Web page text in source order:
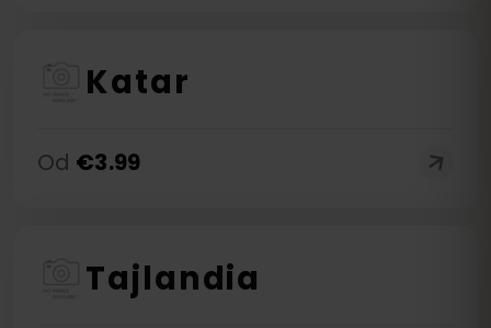
Katar
Od €3.99
Tajlandia